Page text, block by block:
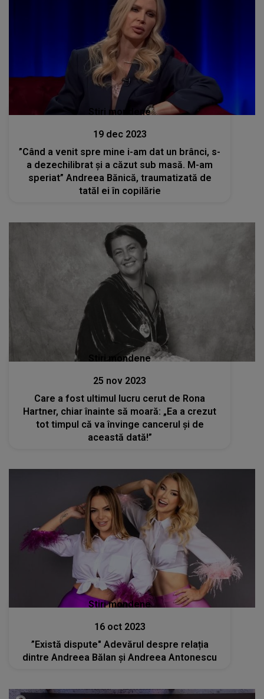
Stiri mondene
19 dec 2023
”Când a venit spre mine i-am dat un brânci, s-
a dezechilibrat și a căzut sub masă. M-am
speriat” Andreea Bănică, traumatizată de
tatăl ei în copilărie
Stiri mondene
25 nov 2023
Care a fost ultimul lucru cerut de Rona
Hartner, chiar înainte să moară: „Ea a crezut
tot timpul că va învinge cancerul și de
această dată!”
Stiri mondene
16 oct 2023
”Există dispute" Adevărul despre relația
dintre Andreea Bălan și Andreea Antonescu